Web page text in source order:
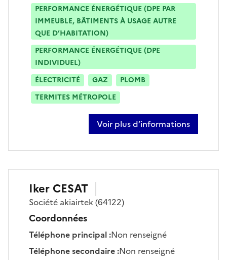
PERFORMANCE ÉNERGÉTIQUE (DPE PAR
IMMEUBLE, BÂTIMENTS À USAGE AUTRE
QUE D’HABITATION)
PERFORMANCE ÉNERGÉTIQUE (DPE
INDIVIDUEL)
ÉLECTRICITÉ
GAZ
PLOMB
TERMITES MÉTROPOLE
Voir plus d’informations
sur stéphane bignon
Iker CESAT
Société akiairtek (64122)
Coordonnées
Téléphone principal:Non renseigné
Téléphone secondaire:Non renseigné